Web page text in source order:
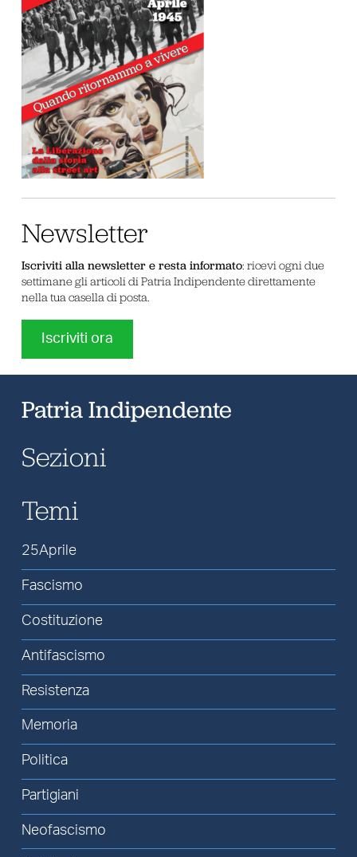
Newsletter
Iscriviti alla newsletter e resta informato: ricevi ogni due
settimane gli articoli di Patria Indipendente direttamente
nella tua casella di posta.
Iscriviti ora
Patria Indipendente
Sezioni
Temi
25Aprile
Fascismo
Costituzione
Antifascismo
Resistenza
Memoria
Politica
Partigiani
Neofascismo